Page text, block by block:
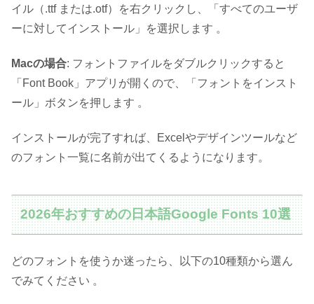
イル（.ttf または.otf）を右クリックし、「すべてのユーザ
ーに対してインストール」を選択します 。
Macの場合: フォントファイルをダブルクリックすると
「Font Book」アプリが開くので、「フォントをインスト
ール」ボタンを押します 。
インストールが完了すれば、Excelやデザインツールなど
のフォント一覧に名前が出てくるようになります。
2026年おすすめの日本語Google Fonts 10選
どのフォントを使うか迷ったら、以下の10種類から選ん
でみてください 。